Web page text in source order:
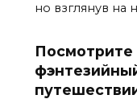
но взглянув на
Посмотрите